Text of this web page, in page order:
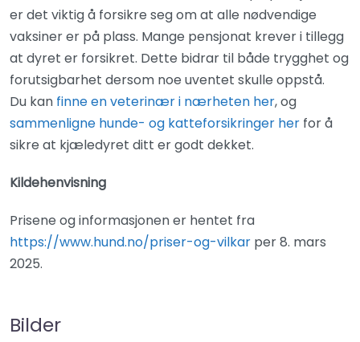
er det viktig å forsikre seg om at alle nødvendige
vaksiner er på plass. Mange pensjonat krever i tillegg
at dyret er forsikret. Dette bidrar til både trygghet og
forutsigbarhet dersom noe uventet skulle oppstå.
Du kan finne en veterinær i nærheten her, og
sammenligne hunde- og katteforsikringer her for å
sikre at kjæledyret ditt er godt dekket.
Kildehenvisning
Prisene og informasjonen er hentet fra
https://www.hund.no/priser-og-vilkar per 8. mars
2025.
Bilder